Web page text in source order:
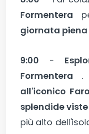
Formentera
giornata
9:00 -
Formentera .
all'iconico
splendide
più alto